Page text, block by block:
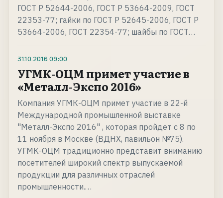
ГОСТ Р 52644-2006, ГОСТ Р 53664-2009, ГОСТ
22353-77; гайки по ГОСТ Р 52645-2006, ГОСТ Р
53664-2006, ГОСТ 22354-77; шайбы по ГОСТ…
31.10.2016 09:00
УГМК-ОЦМ примет участие в
«Металл-Экспо 2016»
Компания УГМК-ОЦМ примет участие в 22-й
Международной промышленной выставке
"Металл-Экспо 2016" , которая пройдет с 8 по
11 ноября в Москве (ВДНХ, павильон №75).
УГМК-ОЦМ традиционно представит вниманию
посетителей широкий спектр выпускаемой
продукции для различных отраслей
промышленности.…